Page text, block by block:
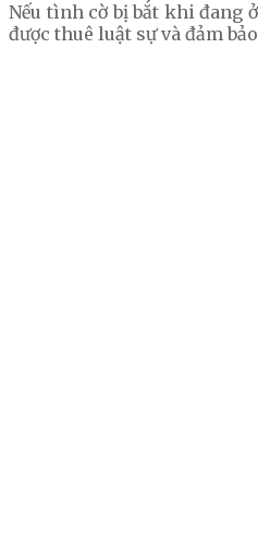
Nếu tình cờ bị bắt khi đang
được thuê luật sự và đảm